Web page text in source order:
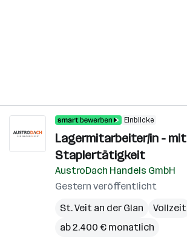
Einblicke
Lagermitarbeiter/in - mit
Staplertätigkeit
AustroDach Handels GmbH
Gestern veröffentlicht
St. Veit an der Glan
Vollzeit
ab 2.400 € monatlich